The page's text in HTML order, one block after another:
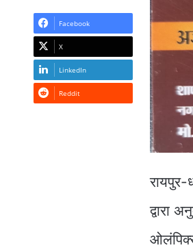
द्वारा
Facebook
X
LinkedIn
Reddit